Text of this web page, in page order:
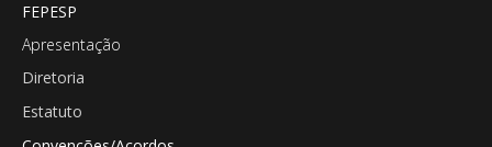
FEPESP
Apresentação
Diretoria
Estatuto